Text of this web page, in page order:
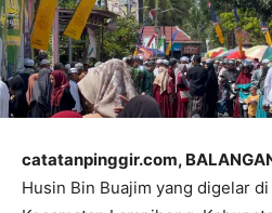
catatanpinggir.com,
Husin Bin Buajim yang digelar